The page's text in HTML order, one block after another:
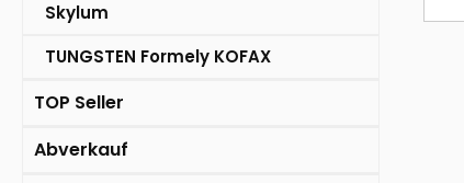
Skylum
TUNGSTEN Formely KOFAX
TOP Seller
Abverkauf